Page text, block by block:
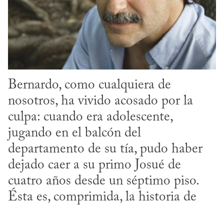
Bernardo, como cualquiera de
nosotros, ha vivido acosado por la
culpa: cuando era adolescente,
jugando en el balcón del
departamento de su tía, pudo haber
dejado caer a su primo Josué de
cuatro años desde un séptimo piso.
Ésta es, comprimida, la historia de